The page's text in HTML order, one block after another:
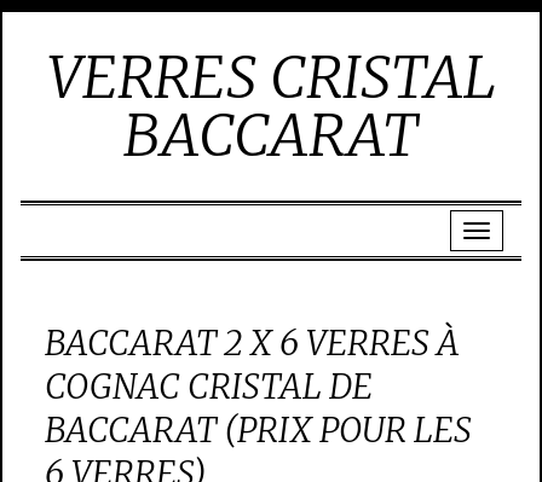
VERRES CRISTAL
BACCARAT
BACCARAT 2 X 6 VERRES À
COGNAC CRISTAL DE
BACCARAT (PRIX POUR LES